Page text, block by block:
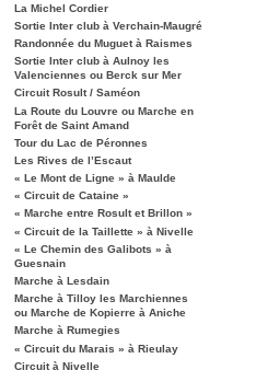
La Michel Cordier
Sortie Inter club à Verchain-Maugré
Randonnée du Muguet à Raismes
Sortie Inter club à Aulnoy les
Valenciennes ou Berck sur Mer
Circuit Rosult / Saméon
La Route du Louvre ou Marche en
Forêt de Saint Amand
Tour du Lac de Péronnes
Les Rives de l’Escaut
« Le Mont de Ligne » à Maulde
« Circuit de Cataine »
« Marche entre Rosult et Brillon »
« Circuit de la Taillette » à Nivelle
« Le Chemin des Galibots » à
Guesnain
Marche à Lesdain
Marche à Tilloy les Marchiennes
ou Marche de Kopierre à Aniche
Marche à Rumegies
« Circuit du Marais » à Rieulay
Circuit à Nivelle